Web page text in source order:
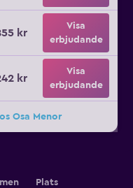
kr
Visa
erbjudande
kr
Visa
erbjudande
Osa Menor
Plats